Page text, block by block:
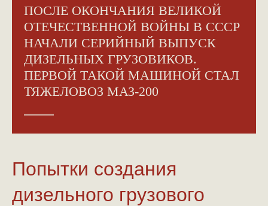
ПОСЛЕ ОКОНЧАНИЯ ВЕЛИКОЙ
ОТЕЧЕСТВЕННОЙ ВОЙНЫ В СССР
НАЧАЛИ СЕРИЙНЫЙ ВЫПУСК
ДИЗЕЛЬНЫХ ГРУЗОВИКОВ.
ПЕРВОЙ ТАКОЙ МАШИНОЙ СТАЛ
ТЯЖЕЛОВОЗ МАЗ-200
Попытки создания
дизельного грузового